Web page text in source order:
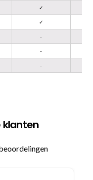
✓
✓
-
-
-
klanten